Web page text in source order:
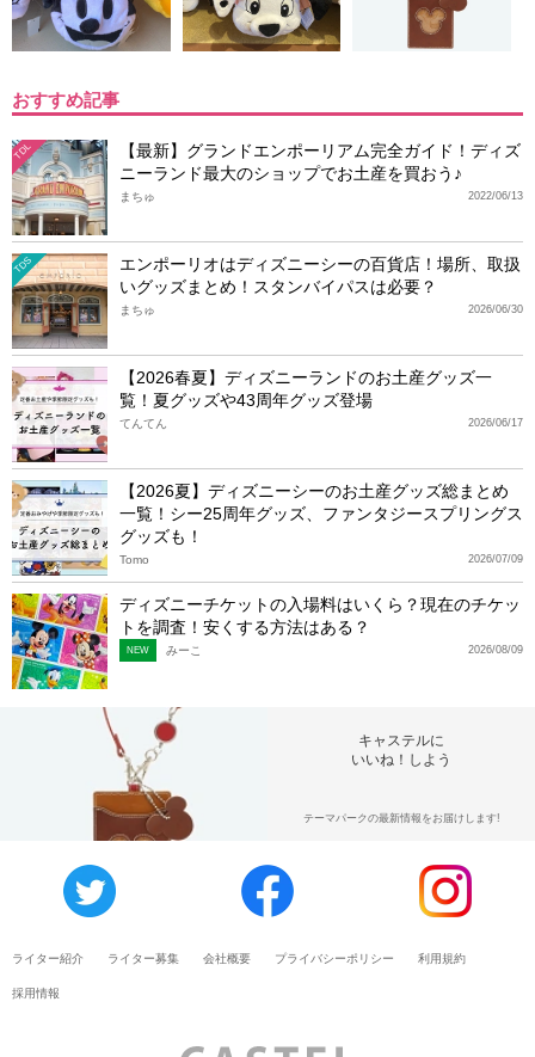
おすすめ記事
TDL
【最新】グランドエンポーリアム完全ガイド！ディズ
ニーランド最大のショップでお土産を買おう♪
2022/06/13
まちゅ
TDS
エンポーリオはディズニーシーの百貨店！場所、取扱
いグッズまとめ！スタンバイパスは必要？
2026/06/30
まちゅ
【2026春夏】ディズニーランドのお土産グッズ一
覧！夏グッズや43周年グッズ登場
2026/06/17
てんてん
【2026夏】ディズニーシーのお土産グッズ総まとめ
一覧！シー25周年グッズ、ファンタジースプリングス
グッズも！
2026/07/09
Tomo
ディズニーチケットの入場料はいくら？現在のチケッ
トを調査！安くする方法はある？
2026/08/09
NEW みーこ
キャステルに
いいね！しよう
テーマパークの最新情報をお届けします!
ライター紹介 ライター募集 会社概要 プライバシーポリシー 利用規約
採用情報